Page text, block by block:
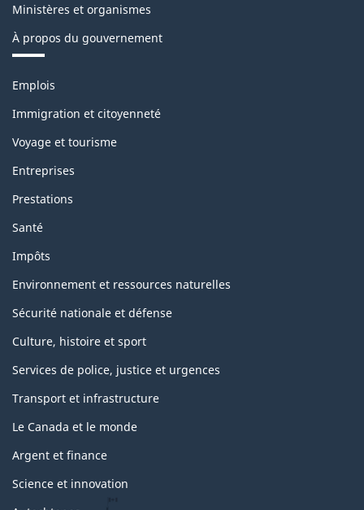
Ministères et organismes
À propos du gouvernement
Thèmes
sujets
Emplois
Immigration et citoyenneté
Voyage et tourisme
Entreprises
Prestations
Santé
Impôts
Environnement et ressources naturelles
Sécurité nationale et défense
Culture, histoire et sport
Services de police, justice et urgences
Transport et infrastructure
Le Canada et le monde
Argent et finance
Science et innovation